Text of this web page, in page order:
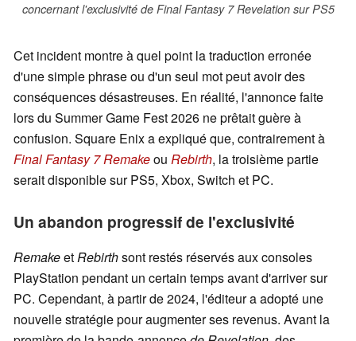
concernant l'exclusivité de Final Fantasy 7 Revelation sur PS5
Cet incident montre à quel point la traduction erronée
d'une simple phrase ou d'un seul mot peut avoir des
conséquences désastreuses. En réalité, l'annonce faite
lors du Summer Game Fest 2026 ne prêtait guère à
confusion. Square Enix a expliqué que, contrairement à
Final Fantasy 7 Remakeou Rebirth, la troisième partie
serait disponible sur PS5, Xbox, Switch et PC.
Un abandon progressif de l'exclusivité
RemakeetRebirthsont restés réservés aux consoles
PlayStation pendant un certain temps avant d'arriver sur
PC. Cependant, à partir de 2024, l'éditeur a adopté une
nouvelle stratégie pour augmenter ses revenus. Avant la